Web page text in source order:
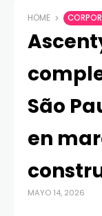
HOME
São
en
MAYO 14, 2026